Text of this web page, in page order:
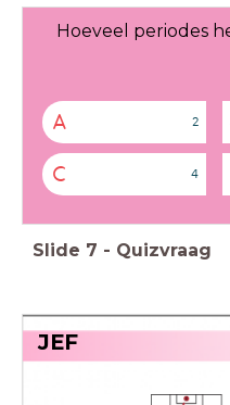
Hoeveel periodes
A 2
C 4
Slide 7 - Quizvraag
JEF